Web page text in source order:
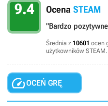
9.4 Ocena STEAM
"Bardzo
Średnia z 10601 ocen
użytkowników STEAM.
OCEŃ GRĘ